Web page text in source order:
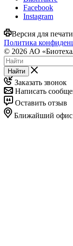
Facebook
Instagram
Версия для печати
Политика
© 2026 АО
Найти
Заказать звонок
Написать
Оставить отзыв
Ближайший офис